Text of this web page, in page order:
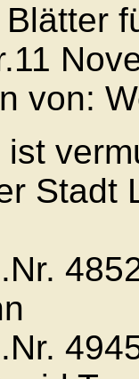
von:
Stadt